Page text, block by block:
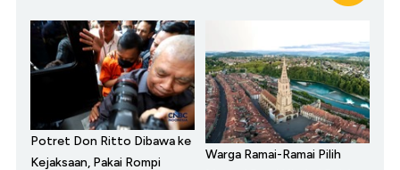
Potret Don Ritto Dibawa ke
Kejaksaan, Pakai Rompi
Warga Ramai-Ramai Pilih